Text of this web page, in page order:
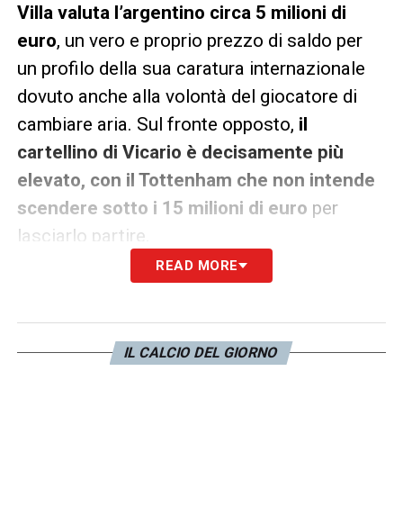
Villa valuta l’argentino circa 5 milioni di
euro, un vero e proprio prezzo di saldo per
un profilo della sua caratura internazionale
dovuto anche alla volontà del giocatore di
cambiare aria. Sul fronte opposto, il
cartellino di Vicario è decisamente più
elevato, con il Tottenham che non intende
scendere sotto i 15 milioni di euro per
lasciarlo partire.
si trova ora di fronte a un bivio
maggiore sul cartellino del friulano per
risparmiare sugli anni a venire, oppure
READ MORE
IL CALCIO DEL GIORNO